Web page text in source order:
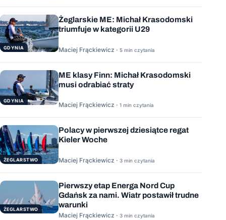
GDYNIA
Żeglarskie ME: Michał Krasodomski
triumfuje w kategorii U29
Maciej Frąckiewicz · 5 min czytania
GDYNIA
ME klasy Finn: Michał Krasodomski
musi odrabiać straty
Maciej Frąckiewicz · 1 min czytania
ŻEGLARSTWO
Polacy w pierwszej dziesiątce regat
Kieler Woche
Maciej Frąckiewicz · 3 min czytania
ŻEGLARSTWO
Pierwszy etap Energa Nord Cup
Gdańsk za nami. Wiatr postawił trudne
warunki
Maciej Frąckiewicz · 3 min czytania